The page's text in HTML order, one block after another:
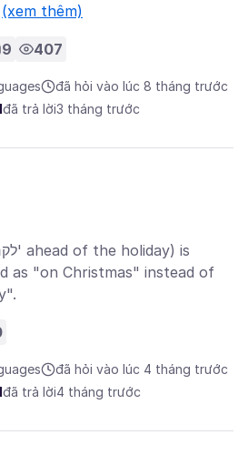
(xem thêm)
9 407
đã hỏi vào lúc 8 tháng trước
đã trả lời3 tháng trước
as "on Christmas" instead of
đã hỏi vào lúc 4 tháng trước
đã trả lời4 tháng trước